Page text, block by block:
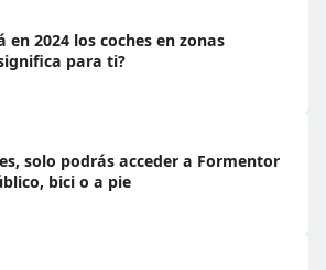
2024 los coches en zonas
para ti?
solo podrás acceder a Formentor
bici o a pie